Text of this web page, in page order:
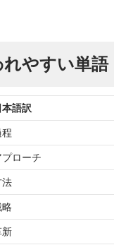
れやすい単語
本語訳
プローチ
法
略
新